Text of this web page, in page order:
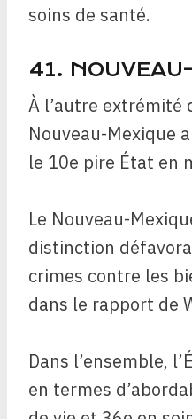
soins de santé.
41.
À l’autre extrémité
Nouveau-Mexique
le 10e pire État en
Le Nouveau-
distinction
crimes contre les
dans le rapport de
Dans l’ensemble,
en termes